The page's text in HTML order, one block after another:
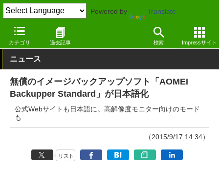
Powered by Translate
カテゴリ 過去記事 検索 Impressサイト
窓の杜 システム・ファイル Windows
ニュース
無償のイメージバックアップソフト「AOMEI
Backupper Standard」が日本語化
公式Webサイトも日本語に。高解像度モニター向けのモード
も
（2015/9/17 14:34）
リスト